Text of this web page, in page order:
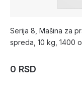
Serija 8, Mašina za
spreda, 10 kg, 1400
0 RSD